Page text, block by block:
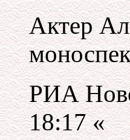
Актер
РИА
18:17 «